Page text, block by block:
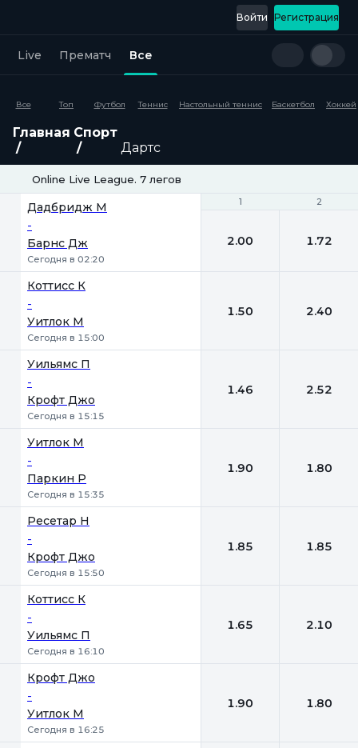
Регистрация
Войти
Live Прематч Все
Все Топ Футбол Теннис Настольный теннис Баскетбол Хоккей
Главная Спорт
Дартс
Online Live League. 7 легов
1 2
Дадбридж М
-
Барнс Дж
Сегодня в 02:20
1 2
2.00 1.72
Коттисс К
-
Уитлок М
Сегодня в 15:00
1.50 2.40
Уильямс П
-
Крофт Джо
Сегодня в 15:15
1.46 2.52
Уитлок М
-
Паркин Р
Сегодня в 15:35
1.90 1.80
Ресетар Н
-
Крофт Джо
Сегодня в 15:50
1.85 1.85
Коттисс К
-
Уильямс П
Сегодня в 16:10
1.65 2.10
Крофт Джо
-
Уитлок М
Сегодня в 16:25
1.90 1.80